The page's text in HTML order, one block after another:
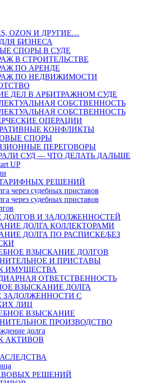
OZON И ДРУГИЕ…
БИЗНЕСА
СПОРЫ В СУДЕ
В СТРОИТЕЛЬСТВЕ
ПО АРЕНДЕ
ПО НЕДВИЖИМОСТИ
ДЕЛ В АРБИТРАЖНОМ СУДЕ
СОБСТВЕННОСТЬ
СОБСТВЕННОСТЬ
ОПЕРАЦИИ
КОНФЛИКТЫ
СПОРЫ
ПЕРЕГОВОРЫ
СУД — ЧТО ДЕЛАТЬ ДАЛЬШЕ
UP
РЕШЕНИЙ
через судебных приставов
через судебных приставов
ДОЛГОВ И ЗАДОЛЖЕННОСТЕЙ
ДОЛГА КОЛЛЕКТОРАМИ
ДОЛГА ПО РАСПИСКЕ/БЕЗ
ВЗЫСКАНИЕ ДОЛГОВ
И ПРИСТАВЫ
ИМУЩЕСТВА
ОТВЕТСТВЕННОСТЬ
ВЗЫСКАНИЕ ДОЛГА
ЗАДОЛЖЕННОСТИ С
ЛИЦ
ВЗЫСКАНИЕ
ПРОИЗВОДСТВО
долга
АКТИВОВ
РЕШЕНИЙ